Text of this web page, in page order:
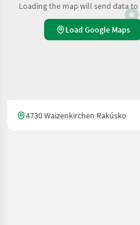
Loading the map will send data to
Load Google Maps
4730 Waizenkirchen Rakúsko